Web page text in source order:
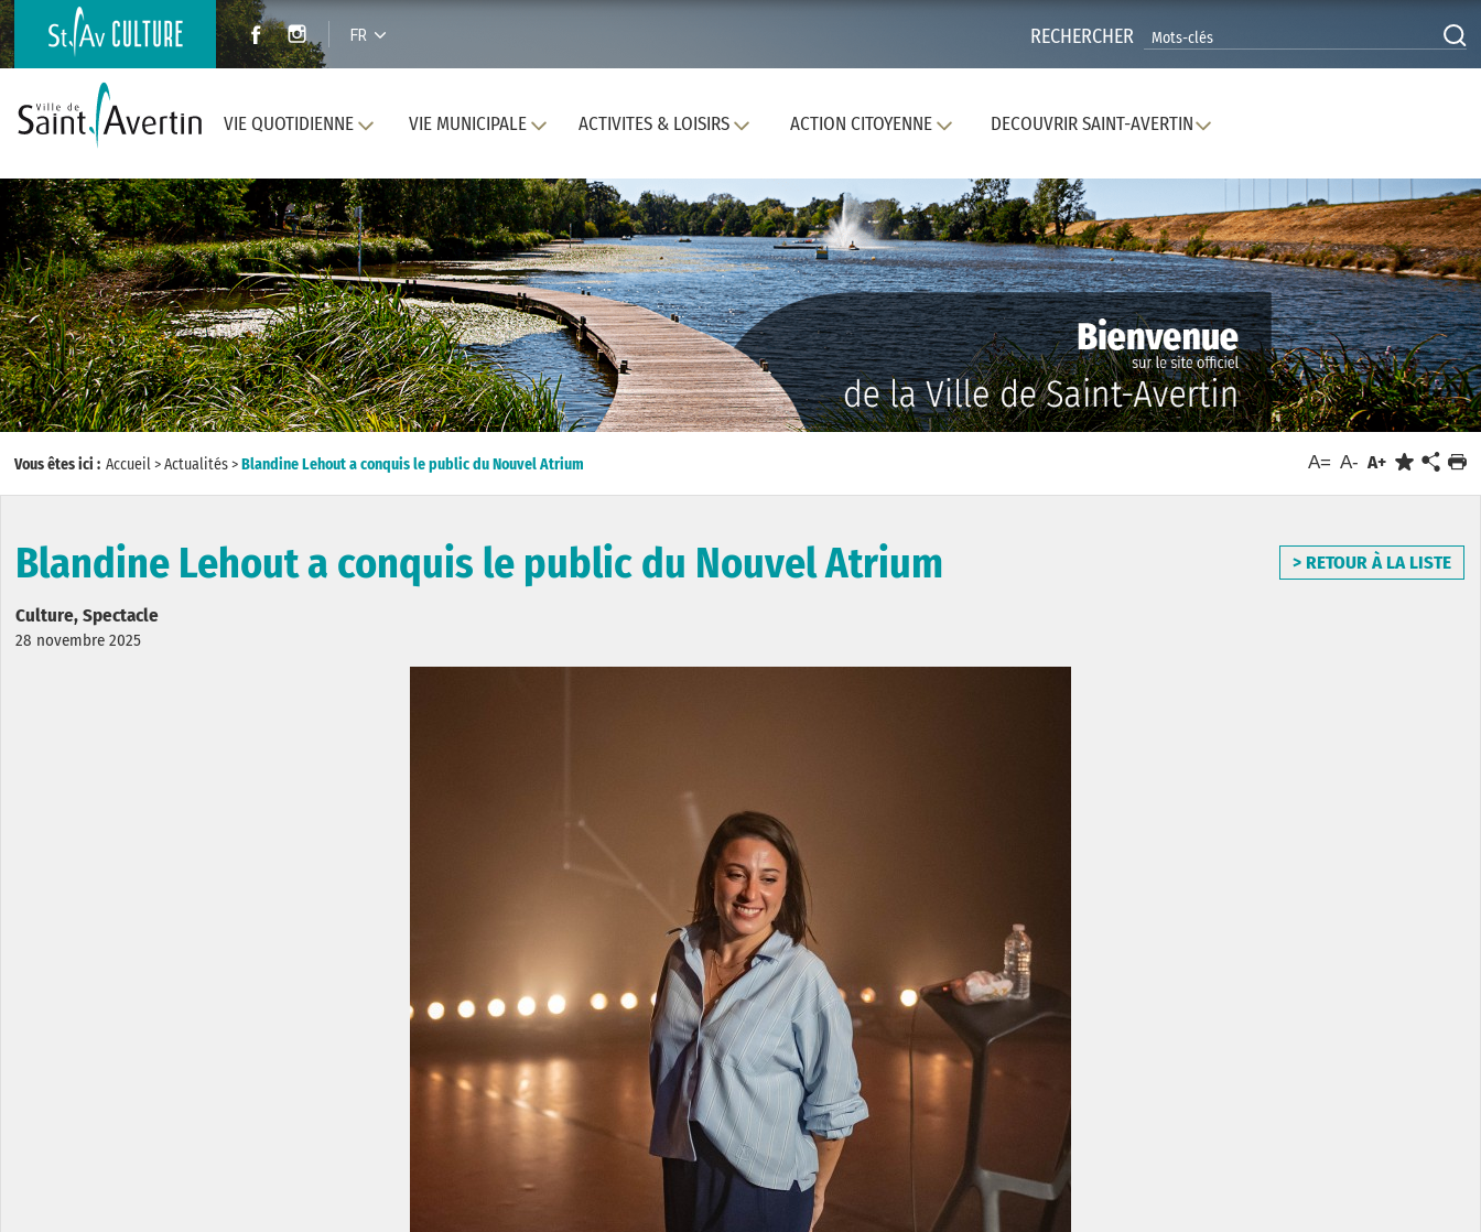
FR RECHERCHER
VIE QUOTIDIENNE VIE MUNICIPALE ACTIVITES & LOISIRS ACTION CITOYENNE DECOUVRIR SAINT-AVERTIN
Vous êtes ici : Accueil>Actualités>Blandine Lehout a conquis le public du Nouvel Atrium A= A- A+
Blandine Lehout a conquis le public du Nouvel Atrium > RETOUR À LA LISTE
Culture, Spectacle
28 novembre 2025